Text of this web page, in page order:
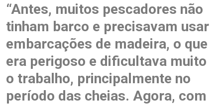
“Antes, muitos pescadores não
tinham barco e precisavam usar
embarcações de madeira, o que
era perigoso e dificultava muito
o trabalho, principalmente no
período das cheias. Agora, com